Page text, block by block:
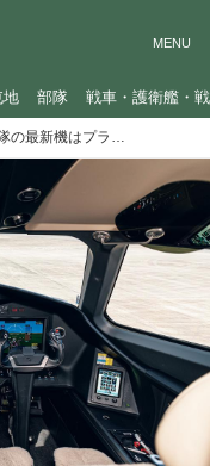
地 部隊 戦車・護衛艦・